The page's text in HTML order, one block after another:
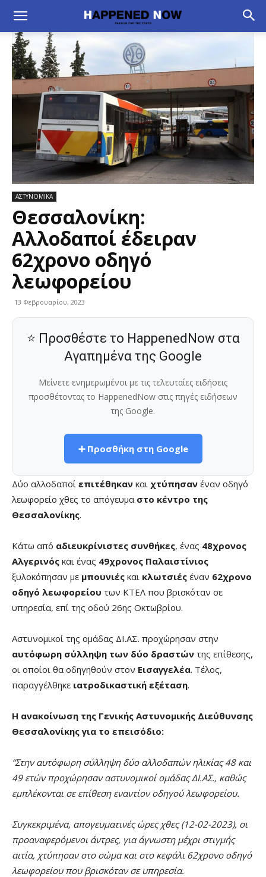
ΑΣΤΥΝΟΜΙΚΑ
Θεσσαλονίκη:
Αλλοδαποί έδειραν
62χρονο οδηγό
λεωφορείου
13 Φεβρουαρίου, 2023
⭐ Προσθέστε το HappenedNow στα
Αγαπημένα της Google
Μείνετε ενημερωμένοι με τις τελευταίες ειδήσεις
προσθέτοντας το HappenedNow στις πηγές ειδήσεων
της Google.
➕ Προσθήκη στη Google
Δύο αλλοδαποί επιτέθηκαν και χτύπησαν έναν οδηγό
λεωφορείο χθες το απόγευμα στο κέντρο της
Θεσσαλονίκης.
Κάτω από αδιευκρίνιστες συνθήκες, ένας 48χρονος
Αλγερινός και ένας 49χρονος Παλαιστίνιος
ξυλοκόπησαν με μπουνιές και κλωτσιές έναν 62χρονο
οδηγό λεωφορείου των ΚΤΕΛ που βρισκόταν σε
υπηρεσία, επί της οδού 26ης Οκτωβρίου.
Αστυνομικοί της ομάδας ΔΙ.ΑΣ. προχώρησαν στην
αυτόφωρη σύλληψη των δύο δραστών της επίθεσης,
οι οποίοι θα οδηγηθούν στον Εισαγγελέα. Τέλος,
παραγγέλθηκε ιατροδικαστική εξέταση.
Η ανακοίνωση της Γενικής Αστυνομικής Διεύθυνσης
Θεσσαλονίκης για το επεισόδιο:
“Στην αυτόφωρη σύλληψη δύο αλλοδαπών ηλικίας 48 και
49 ετών προχώρησαν αστυνομικοί ομάδας ΔΙ.ΑΣ., καθώς
εμπλέκονται σε επίθεση εναντίον οδηγού λεωφορείου.
Συγκεκριμένα, απογευματινές ώρες χθες (12-02-2023), οι
προαναφερόμενοι άντρες, για άγνωστη μέχρι στιγμής
αιτία, χτύπησαν στο σώμα και στο κεφάλι 62χρονο οδηγό
λεωφορείου που βρισκόταν σε υπηρεσία.